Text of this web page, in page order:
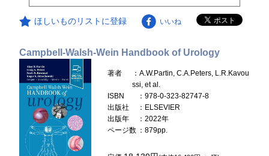
ほしいものリストに登録 いいね
Campbell-Walsh-Wein Handbook of Urology
著者
：A.W.Partin, C.A.Peters, L.R.Kavou
ssi, et al.
ISBN
：978-0-323-82747-8
出版社
：ELSEVIER
出版年
：2022年
ページ数 ：879pp.